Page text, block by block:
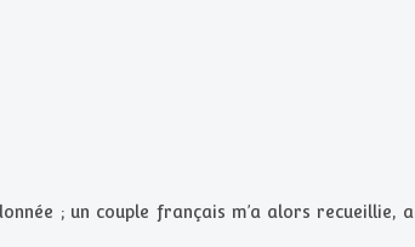
; un couple français m’a alors recueillie,